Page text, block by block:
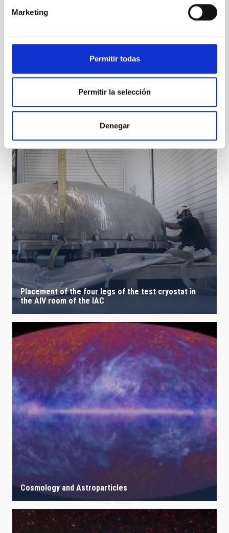
Marketing
Permitir todas
Permitir la selección
Denegar
IACTec 360
Placement of the four legs of the test cryostat in
the AIV room of the IAC
Cosmology and Astroparticles